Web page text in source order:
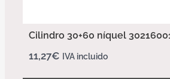
Cilindro 30+60 níquel
11,27€ IVA incluido